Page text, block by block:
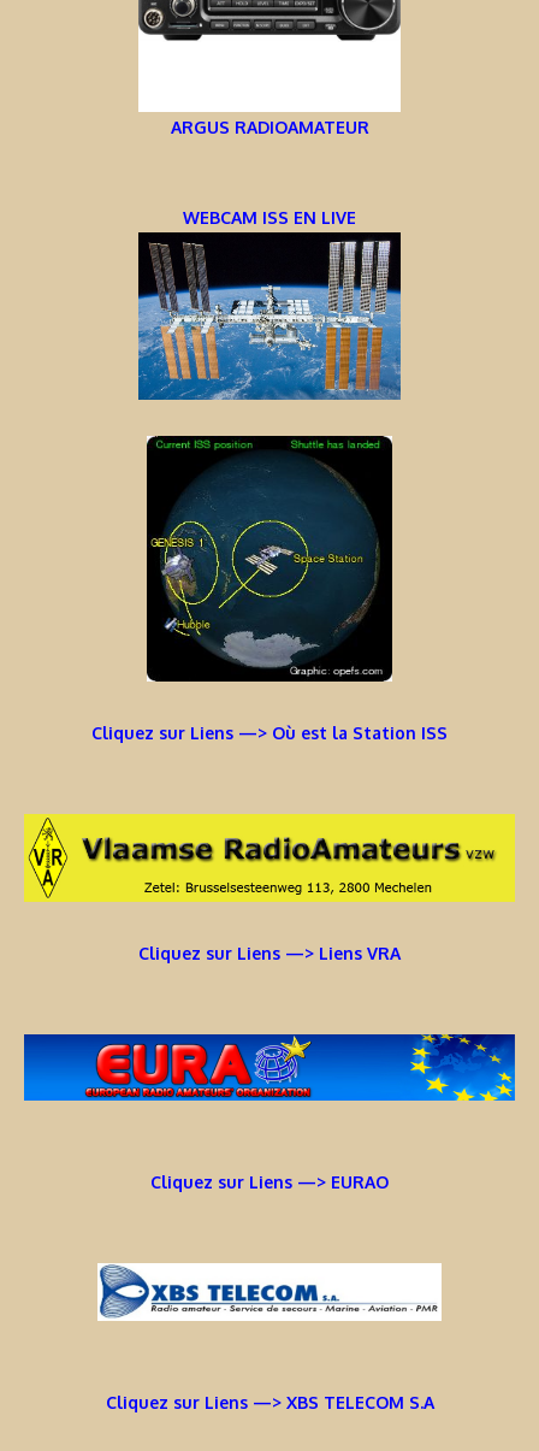
ARGUS RADIOAMATEUR
WEBCAM ISS EN LIVE
Cliquez sur Liens —> Où est la Station ISS
Cliquez sur Liens —> Liens VRA
Cliquez sur Liens —> EURAO
Cliquez sur Liens —> XBS TELECOM S.A